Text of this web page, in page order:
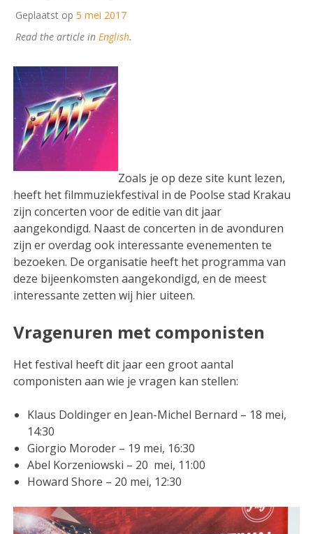
Geplaatst op 5 mei 2017
Read the article in English.
Zoals je op deze site kunt lezen,
heeft het filmmuziekfestival in de Poolse stad Krakau
zijn concerten voor de editie van dit jaar
aangekondigd. Naast de concerten in de avonduren
zijn er overdag ook interessante evenementen te
bezoeken. De organisatie heeft het programma van
deze bijeenkomsten aangekondigd, en de meest
interessante zetten wij hier uiteen.
Vragenuren met componisten
Het festival heeft dit jaar een groot aantal
componisten aan wie je vragen kan stellen:
Klaus Doldinger en Jean-Michel Bernard – 18 mei,
14:30
Giorgio Moroder – 19 mei, 16:30
Abel Korzeniowski – 20 mei, 11:00
Howard Shore – 20 mei, 12:30